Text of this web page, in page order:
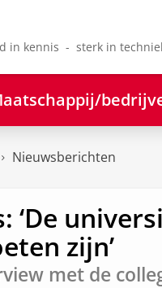
in kennis - sterk in
Nieuwsberichten
‘De
zijn’
met de